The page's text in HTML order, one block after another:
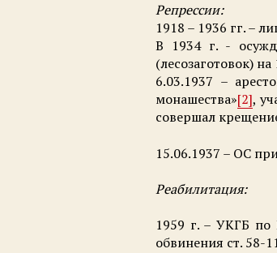
Репрессии:
1918 – 1936 гг. –
В 1934 г. -
(лесозаготовок)
6.03.1937 –
монашества»[2],
совершал
15.06.1937 – ОС
Реабилитация:
1959 г. – УКГБ по
обвинения ст. 58-